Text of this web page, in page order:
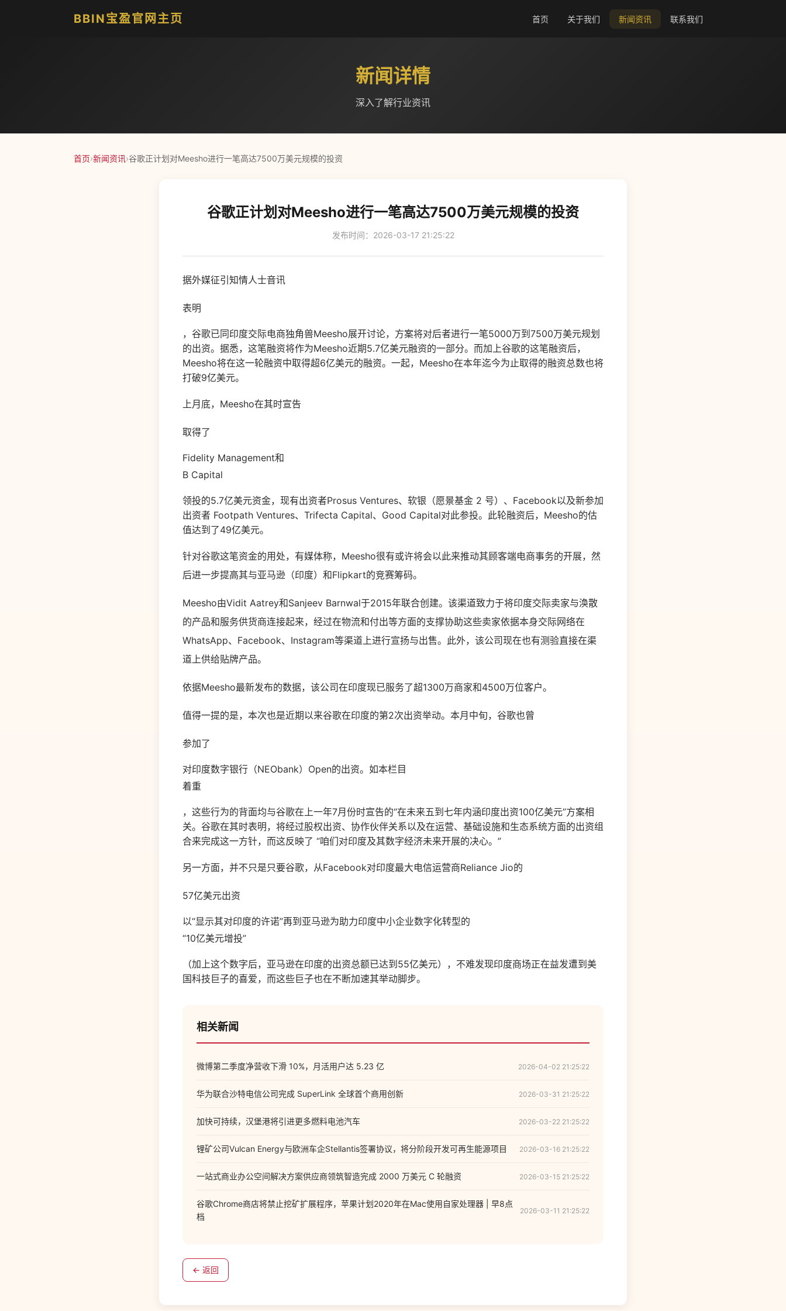
BBIN宝盈官网主页 首页 关于我们 新闻资讯 联系我们
新闻详情
深入了解行业资讯
首页›新闻资讯›谷歌正计划对Meesho进行一笔高达7500万美元规模的投资
谷歌正计划对Meesho进行一笔高达7500万美元规模的投资
发布时间：2026-03-17 21:25:22
据外媒征引知情人士音讯
表明
，谷歌已同印度交际电商独角兽Meesho展开讨论，方案将对后者进行一笔5000万到7500万美元规划
的出资。据悉，这笔融资将作为Meesho近期5.7亿美元融资的一部分。而加上谷歌的这笔融资后，
Meesho将在这一轮融资中取得超6亿美元的融资。一起，Meesho在本年迄今为止取得的融资总数也将
打破9亿美元。
上月底，Meesho在其时宣告
取得了
Fidelity Management和
B Capital
领投的5.7亿美元资金，现有出资者Prosus Ventures、软银（愿景基金 2 号）、Facebook以及新参加
出资者 Footpath Ventures、Trifecta Capital、Good Capital对此参投。此轮融资后，Meesho的估
值达到了49亿美元。
针对谷歌这笔资金的用处，有媒体称，Meesho很有或许将会以此来推动其顾客端电商事务的开展，然
后进一步提高其与亚马逊（印度）和Flipkart的竞赛筹码。
Meesho由Vidit Aatrey和Sanjeev Barnwal于2015年联合创建。该渠道致力于将印度交际卖家与涣散
的产品和服务供货商连接起来，经过在物流和付出等方面的支撑协助这些卖家依据本身交际网络在
WhatsApp、Facebook、Instagram等渠道上进行宣扬与出售。此外，该公司现在也有测验直接在渠
道上供给贴牌产品。
依据Meesho最新发布的数据，该公司在印度现已服务了超1300万商家和4500万位客户。
值得一提的是，本次也是近期以来谷歌在印度的第2次出资举动。本月中旬，谷歌也曾
参加了
对印度数字银行（NEObank）Open的出资。如本栏目
着重
，这些行为的背面均与谷歌在上一年7月份时宣告的“在未来五到七年内涵印度出资100亿美元”方案相
关。谷歌在其时表明，将经过股权出资、协作伙伴关系以及在运营、基础设施和生态系统方面的出资组
合来完成这一方针，而这反映了 “咱们对印度及其数字经济未来开展的决心。”
另一方面，并不只是只要谷歌，从Facebook对印度最大电信运营商Reliance Jio的
57亿美元出资
以“显示其对印度的许诺”再到亚马逊为助力印度中小企业数字化转型的
“10亿美元增投”
（加上这个数字后，亚马逊在印度的出资总额已达到 55亿美元），不难发现印度商场正在益发遭到美
国科技巨子的喜爱，而这些巨子也在不断加速其举动脚步。
相关新闻
微博第二季度净营收下滑 10%，月活用户达 5.23 亿 2026-04-02 21:25:22
华为联合沙特电信公司完成 SuperLink 全球首个商用创新 2026-03-31 21:25:22
加快可持续，汉堡港将引进更多燃料电池汽车 2026-03-22 21:25:22
锂矿公司Vulcan Energy与欧洲车企Stellantis签署协议，将分阶段开发可再生能源项目 2026-03-16 21:25:22
一站式商业办公空间解决方案供应商领筑智造完成 2000 万美元 C 轮融资 2026-03-15 21:25:22
谷歌Chrome商店将禁止挖矿扩展程序，苹果计划2020年在Mac使用自家处理器 | 早8点
档
2026-03-11 21:25:22
← 返回